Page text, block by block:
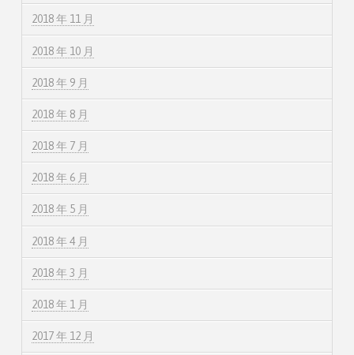
2018 年 11 月
2018 年 10 月
2018 年 9 月
2018 年 8 月
2018 年 7 月
2018 年 6 月
2018 年 5 月
2018 年 4 月
2018 年 3 月
2018 年 1 月
2017 年 12 月